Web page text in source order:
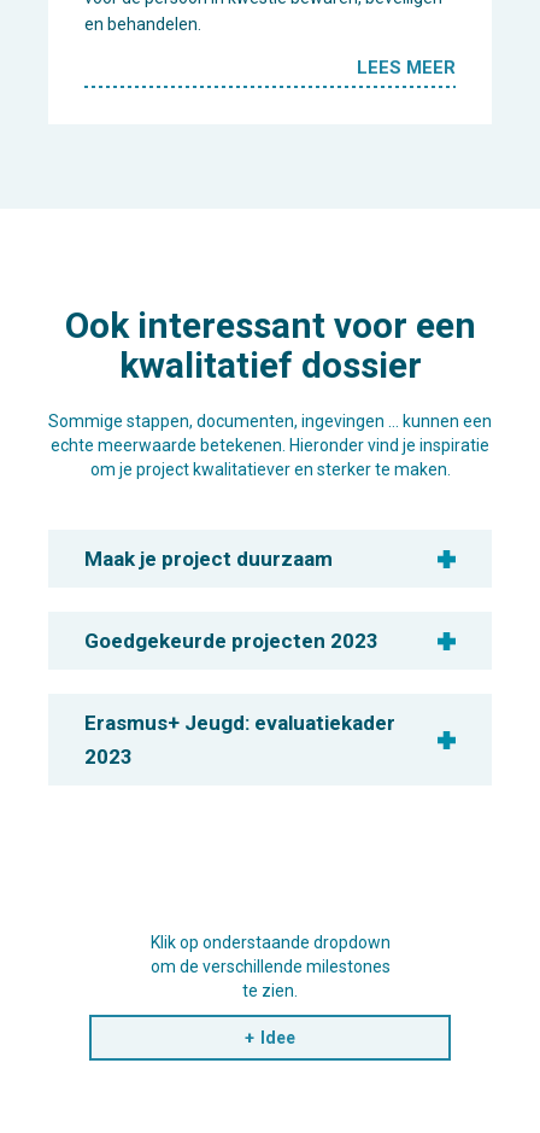
en behandelen.
LEES MEER
Ook interessant voor een
kwalitatief dossier
Sommige stappen, documenten, ingevingen … kunnen een
echte meerwaarde betekenen. Hieronder vind je inspiratie
om je project kwalitatiever en sterker te maken.
Maak je project duurzaam
Goedgekeurde projecten 2023
Erasmus+ Jeugd: evaluatiekader
2023
Klik op onderstaande dropdown
om de verschillende milestones
te zien.
Idee